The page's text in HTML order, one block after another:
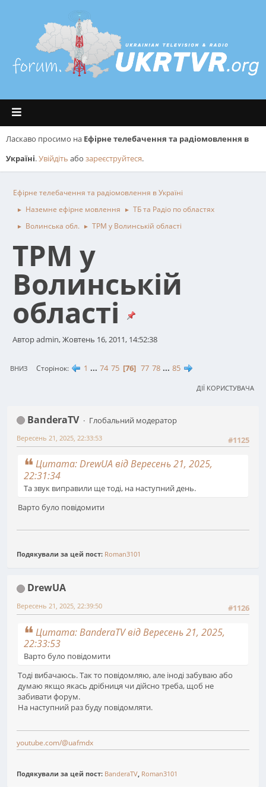
Ласкаво просимо на Ефірне телебачення та радіомовлення в
Україні.Увійдіть або зареєструйтеся.
Ефірне телебачення та радіомовлення в Україні
► Наземне ефірне мовлення ► ТБ та Радіо по областях
► Волинська обл. ► ТРМ у Волинській області
ТРМ у
Волинській
області
Автор admin, Жовтень 16, 2011, 14:52:38
ВНИЗ Сторінок 1 ... 74 75 76 77 78 ... 85
ДІЇ КОРИСТУВАЧА
BanderaTV
Глобальний модератор
#1125
Вересень 21, 2025, 22:33:53
Цитата: DrewUA від Вересень 21, 2025,
22:31:34
Та звук виправили ще тоді, на наступний день.
Варто було повідомити
Подякували за цей пост: Roman3101
DrewUA
#1126
Вересень 21, 2025, 22:39:50
Цитата: BanderaTV від Вересень 21, 2025,
22:33:53
Варто було повідомити
Тоді вибачаюсь. Так то повідомляю, але іноді забуваю або
думаю якщо якась дрібниця чи дійсно треба, щоб не
забивати форум.
На наступний раз буду повідомляти.
youtube.com/@uafmdx
Подякували за цей пост: BanderaTV Roman3101